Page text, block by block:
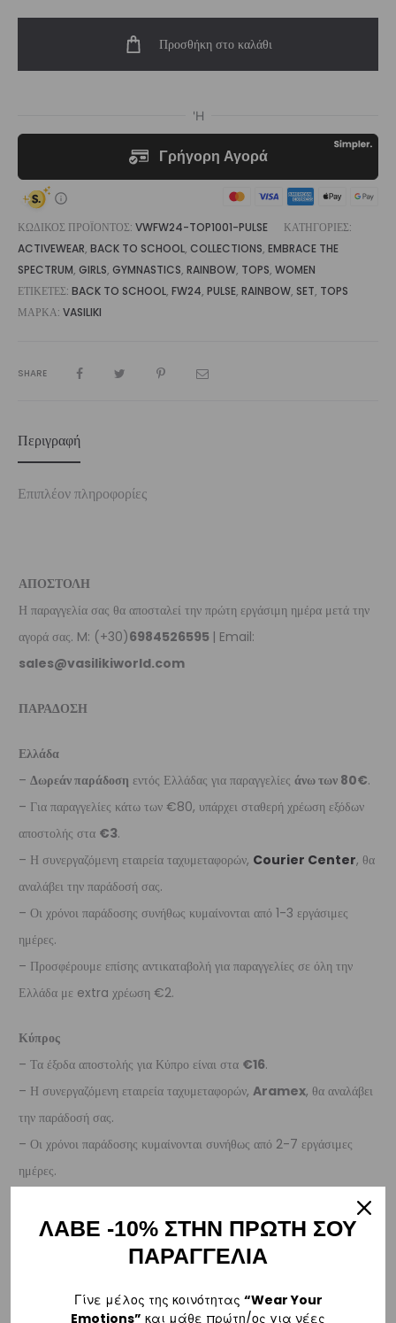
ποσότητα
Προσθήκη στο καλάθι
ΚΩΔΙΚΌΣ ΠΡΟΪΌΝΤΟΣ: VWFW24-TOP1001-PULSE
ΚΑΤΗΓΟΡΊΕΣ:
ACTIVEWEAR, BACK TO SCHOOL, COLLECTIONS, EMBRACE THE
SPECTRUM, GIRLS, GYMNASTICS, RAINBOW, TOPS, WOMEN
ΕΤΙΚΈΤΕΣ: BACK TO SCHOOL, FW24, PULSE, RAINBOW, SET, TOPS
ΜΆΡΚΑ: VASILIKI
SHARE
Περιγραφή
Επιπλέον πληροφορίες
ΑΠΟΣΤΟΛΗ
Η παραγγελία σας θα αποσταλεί την πρώτη εργάσιμη ημέρα μετά την
αγορά σας. M: (+30)6984526595 | Email:
sales@vasilikiworld.com
ΠΑΡΑΔΟΣΗ
Ελλάδα
– Δωρεάν παράδοση εντός Ελλάδας για παραγγελίες άνω των 80€.
– Για παραγγελίες κάτω των €80, υπάρχει σταθερή χρέωση εξόδων
αποστολής στα €3.
– Η συνεργαζόμενη εταιρεία ταχυμεταφορών, Courier Center, θα
αναλάβει την παράδοσή σας.
– Οι χρόνοι παράδοσης συνήθως κυμαίνονται από 1-3 εργάσιμες
ημέρες.
– Προσφέρουμε επίσης αντικαταβολή για παραγγελίες σε όλη την
Ελλάδα με extra χρέωση €2.
Κύπρος
– Τα έξοδα αποστολής για Κύπρο είναι στα €16.
– Η συνεργαζόμενη εταιρεία ταχυμεταφορών, Aramex, θα αναλάβει
την παράδοσή σας.
– Οι χρόνοι παράδοσης κυμαίνονται συνήθως από 2-7 εργάσιμες
ημέρες.
– Η συνεργαζόμενη εταιρεία ταχυμεταφορών,DHL
παράδοσή σας.
ΛΑΒΕ -10% ΣΤΗΝ ΠΡΩΤΗ ΣΟΥ
ΠΑΡΑΓΓΕΛΙΑ
Γίνε μέλος της κοινότητας “Wear Your
Emotions” και μάθε πρώτη/ος για νέες